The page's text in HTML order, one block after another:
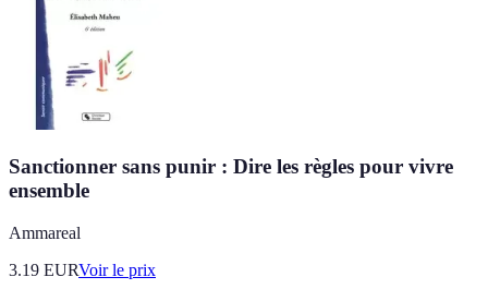
Sanctionner sans punir : Dire les règles pour vivre
ensemble
Ammareal
3.19 EURVoir le prix